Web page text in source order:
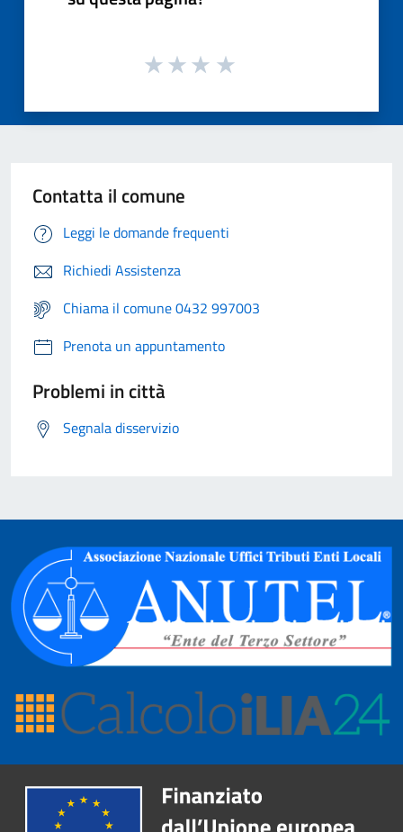
Contatta il comune
Leggi le domande frequenti
Richiedi Assistenza
Chiama il comune 0432 997003
Prenota un appuntamento
Problemi in città
Segnala disservizio